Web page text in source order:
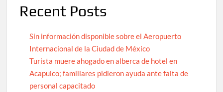
Recent Posts
Sin información disponible sobre el Aeropuerto
Internacional de la Ciudad de México
Turista muere ahogado en alberca de hotel en
Acapulco; familiares pidieron ayuda ante falta de
personal capacitado